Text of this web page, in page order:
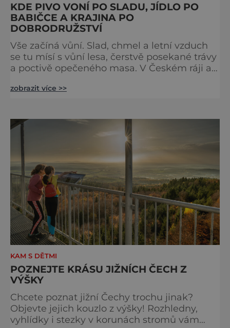
KDE PIVO VONÍ PO SLADU, JÍDLO PO
BABIČCE A KRAJINA PO
DOBRODRUŽSTVÍ
Vše začíná vůní. Slad, chmel a letní vzduch
se tu mísí s vůní lesa, čerstvě posekané trávy
a poctivě opečeného masa. V Českém ráji a
doušky – a ty tady tečou proudem. Není to
ví, že k dokonalému dni patří nejen výhled,
zobrazit více >>
KAM S DĚTMI
POZNEJTE KRÁSU JIŽNÍCH ČECH Z
VÝŠKY
Chcete poznat jižní Čechy trochu jinak?
Objevte jejich kouzlo z výšky! Rozhledny,
vyhlídky i stezky v korunách stromů vám